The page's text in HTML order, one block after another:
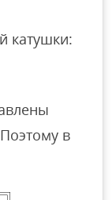
катушки:
в